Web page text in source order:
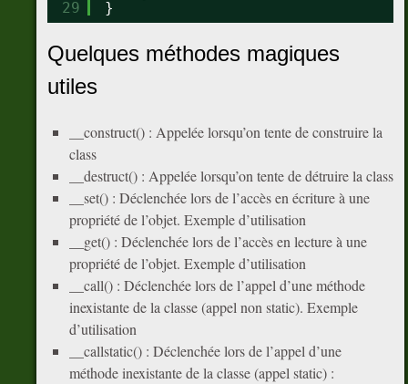
29
}
Quelques méthodes magiques
utiles
__construct() : Appelée lorsqu’on tente de construire la
class
__destruct() : Appelée lorsqu’on tente de détruire la class
__set() : Déclenchée lors de l’accès en écriture à une
propriété de l’objet. Exemple d’utilisation
__get() : Déclenchée lors de l’accès en lecture à une
propriété de l’objet. Exemple d’utilisation
__call() : Déclenchée lors de l’appel d’une méthode
inexistante de la classe (appel non static). Exemple
d’utilisation
__callstatic() : Déclenchée lors de l’appel d’une
méthode inexistante de la classe (appel static) :